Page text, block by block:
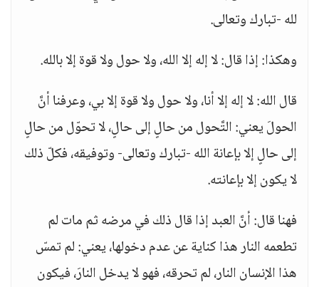
لله -تبارك وتعالى.
وهكذا: إذا قال: لا إله إلا الله، ولا حول ولا قوة إلا بالله.
قال الله: لا إله إلا أنا، ولا حول ولا قوة إلا بي، وعرفنا أنَّ
الحولَ يعني: التَّحول من حالٍ إلى حالٍ، لا تحوّل من حالٍ
إلى حالٍ إلا بإعانة الله -تبارك وتعالى- وتوفيقه، فكلّ ذلك
لا يكون إلا بإعانته.
فهنا قال: أنَّ العبد إذا قال ذلك في مرضه ثم مات لم
تطعمه النار هذا كناية عن عدم دخولها، يعني: لم تمسّ
هذا الإنسان النار، لم تحرقه، فهو لا يدخل النارَ، فيكون